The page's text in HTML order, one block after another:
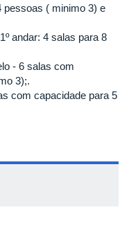
pessoas ( minimo 3) e
andar: 4 salas para 8
- 6 salas com
3);.
com capacidade para 5